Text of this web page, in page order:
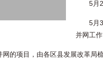
5月
5月
并网工
网的项目，由各区县发展改革局